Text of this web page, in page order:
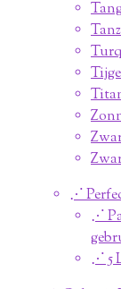
⋰
⋰
⋰ 5